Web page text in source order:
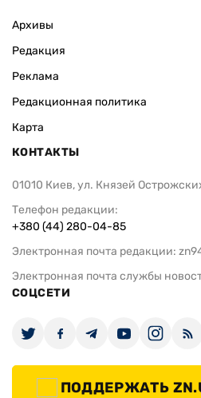
Архивы
Редакция
Реклама
Редакционная политика
Карта
КОНТАКТЫ
01010 Киев, ул. Князей
Телефон редакции:
+380 (44) 280-04-85
Электронная почта редакции:
Электронная почта службы
СОЦСЕТИ
ПОДДЕРЖАТЬ